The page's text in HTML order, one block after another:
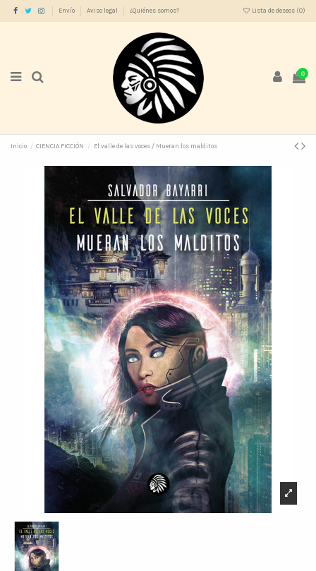
Envío Aviso legal ¿Quiénes somos? Lista de deseos (0)
0
Inicio CIENCIA FICCIÓN El valle de las voces / Mueran los malditos